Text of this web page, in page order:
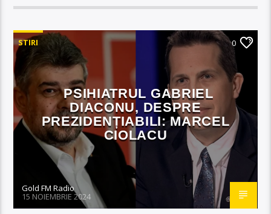
STIRI 0
PSIHIATRUL GABRIEL
DIACONU, DESPRE
PREZIDENȚIABILI: MARCEL
CIOLACU
Gold FM Radio
15 NOIEMBRIE 2024